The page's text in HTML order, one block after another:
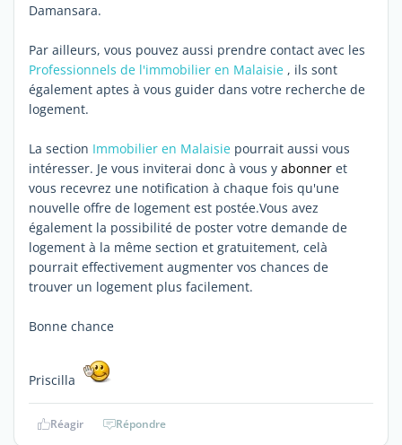
Damansara.
Par ailleurs, vous pouvez aussi prendre contact avec les
Professionnels de l'immobilier en Malaisie , ils sont
également aptes à vous guider dans votre recherche de
logement.
La section Immobilier en Malaisie pourrait aussi vous
intéresser. Je vous inviterai donc à vous y abonner et
vous recevrez une notification à chaque fois qu'une
nouvelle offre de logement est postée.Vous avez
également la possibilité de poster votre demande de
logement à la même section et gratuitement, celà
pourrait effectivement augmenter vos chances de
trouver un logement plus facilement.
Bonne chance
Priscilla
Réagir Répondre